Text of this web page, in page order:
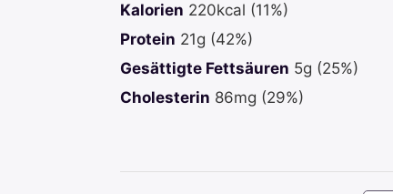
Kalorien 220kcal (11%)
Protein 21g (42%)
Gesättigte Fettsäuren 5g (25%)
Cholesterin 86mg (29%)